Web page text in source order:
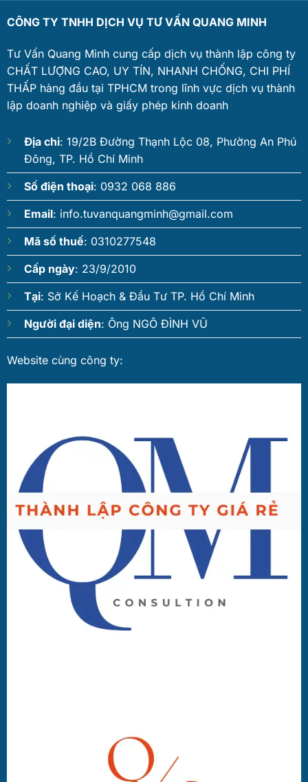
CÔNG TY TNHH DỊCH VỤ TƯ VẤN QUANG MINH
Tư Vấn Quang Minh cung cấp dịch vụ thành lập công ty
CHẤT LƯỢNG CAO, UY TÍN, NHANH CHỐNG, CHI PHÍ
THẤP hàng đầu tại TPHCM trong lĩnh vực dịch vụ thành
lập doanh nghiệp và giấy phép kinh doanh
Địa chỉ: 19/2B Đường Thạnh Lộc 08, Phường An Phú
Đông, TP. Hồ Chí Minh
Số điện thoại: 0932 068 886
Email: info.tuvanquangminh@gmail.com
Mã số thuế: 0310277548
Cấp ngày: 23/9/2010
Tại: Sở Kế Hoạch & Đầu Tư TP. Hồ Chí Minh
Người đại diện: Ông NGÔ ĐÌNH VŨ
Website cùng công ty: